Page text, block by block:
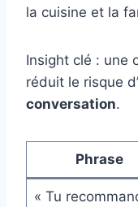
la cuisine et la
Insight clé : une
réduit le risque
conversation.
Phrase
« Tu